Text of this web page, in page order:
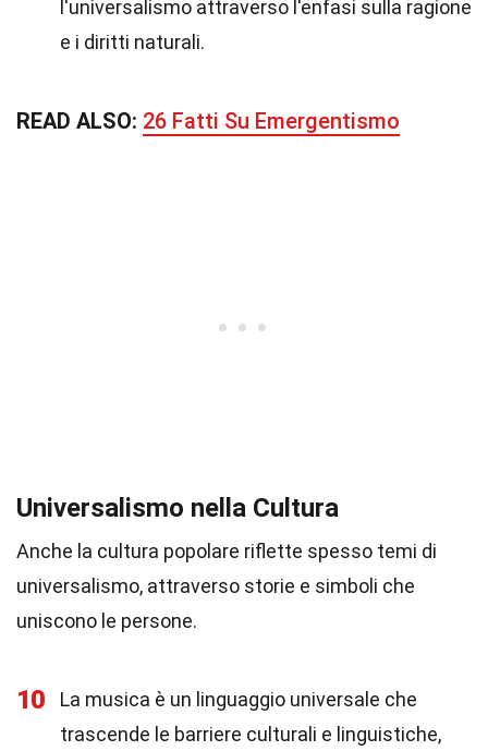
l'universalismo attraverso l'enfasi sulla ragione
e i diritti naturali.
READ ALSO: 26 Fatti Su Emergentismo
Universalismo nella Cultura
Anche la cultura popolare riflette spesso temi di
universalismo, attraverso storie e simboli che
uniscono le persone.
10
La musica è un linguaggio universale che
trascende le barriere culturali e linguistiche,